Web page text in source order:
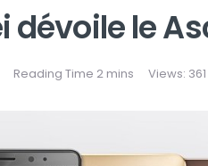
dévoile le
Views: 361